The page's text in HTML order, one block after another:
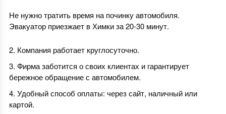
Не нужно тратить время на починку автомобиля.
Эвакуатор приезжает в Химки за 20-30 минут.
Компания работает круглосуточно.
Фирма заботится о своих клиентах и гарантирует
бережное обращение с автомобилем.
Удобный способ оплаты: через сайт, наличный или
картой.